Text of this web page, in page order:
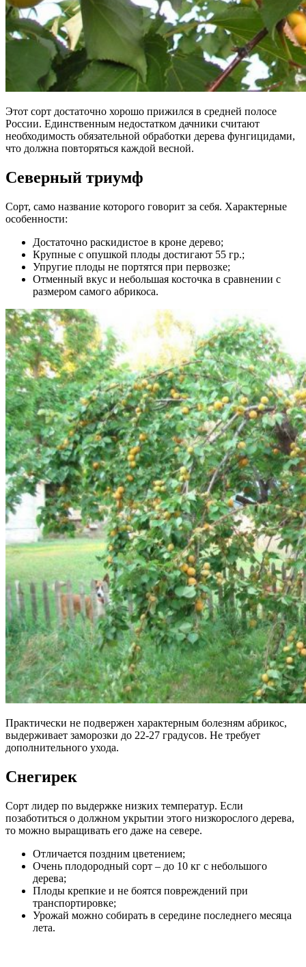
Этот сорт достаточно хорошо прижился в средней полосе
России. Единственным недостатком дачники считают
необходимость обязательной обработки дерева фунгицидами,
что должна повторяться каждой весной.
Северный триумф
Сорт, само название которого говорит за себя. Характерные
особенности:
Достаточно раскидистое в кроне дерево;
Крупные с опушкой плоды достигают 55 гр.;
Упругие плоды не портятся при первозке;
Отменный вкус и небольшая косточка в сравнении с
размером самого абрикоса.
Практически не подвержен характерным болезням абрикос,
выдерживает заморозки до 22-27 градусов. Не требует
дополнительного ухода.
Снегирек
Сорт лидер по выдержке низких температур. Если
позаботиться о должном укрытии этого низкорослого дерева,
то можно выращивать его даже на севере.
Отличается поздним цветением;
Очень плодородный сорт – до 10 кг с небольшого
дерева;
Плоды крепкие и не боятся повреждений при
транспортировке;
Урожай можно собирать в середине последнего месяца
лета.